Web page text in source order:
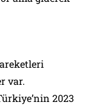
var.
2023